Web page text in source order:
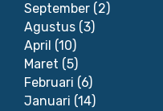
September (2)
Agustus (3)
April (10)
Maret (5)
Februari (6)
Januari (14)